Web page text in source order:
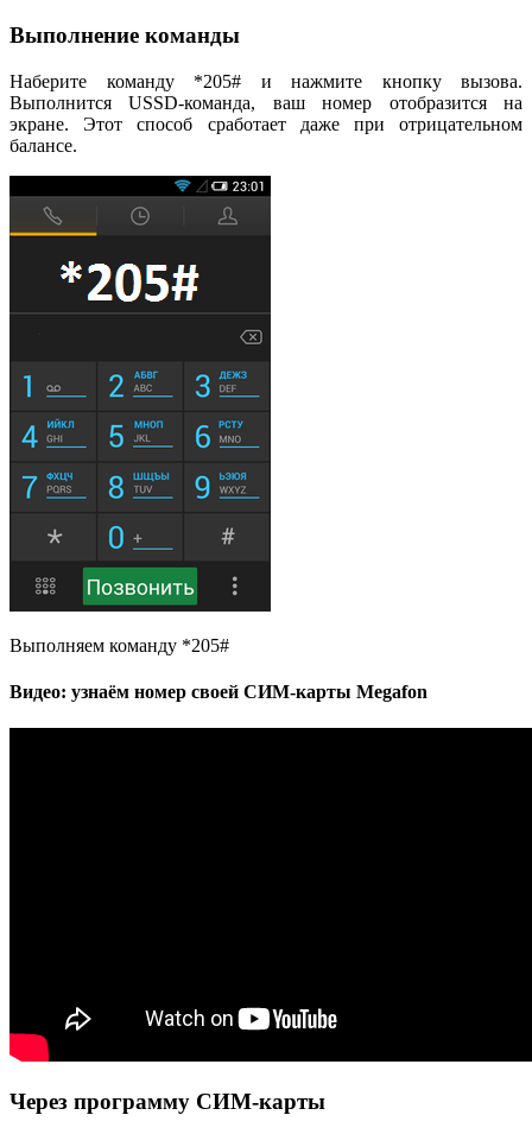
Выполнение команды
Наберите команду *205# и нажмите кнопку вызова.
Выполнится USSD-команда, ваш номер отобразится на
экране. Этот способ сработает даже при отрицательном
балансе.
Выполняем команду *205#
Видео: узнаём номер своей СИМ-карты Megafon
Через программу СИМ-карты